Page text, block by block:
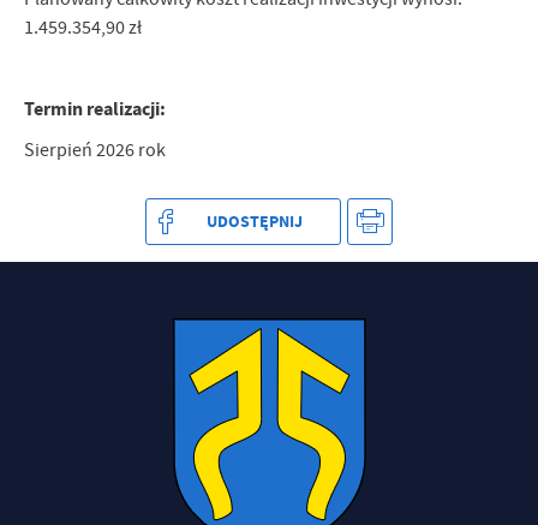
1.459.354,90 zł
Termin realizacji:
Sierpień 2026 rok
UDOSTĘPNIJ
treści w postaci wiadomości, ofert, komunikatów mediów
społecznościowych.